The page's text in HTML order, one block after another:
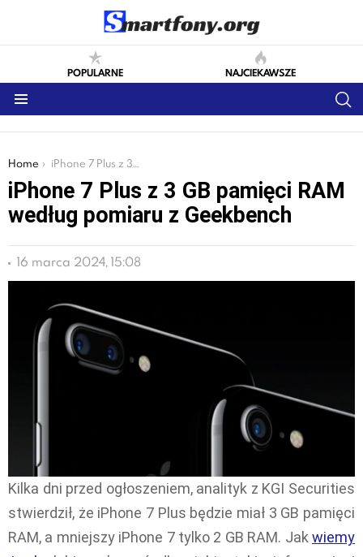
POPULARNE NAJCIEKAWSZE
You are here:
Home iPhone 7 Plus z 3 GB pamięci RAM według pomiaru z Geekbench
iPhone 7 Plus z 3 GB pamięci RAM
według pomiaru z Geekbench
16 marca 2024, 15:08
Kilka dni przed ogłoszeniem, analityk z KGI Securities
stwierdził, że iPhone 7 Plus będzie miał 3 GB pamięci
RAM, a mniejszy iPhone 7 tylko 2 GB RAM. Jak wiemy